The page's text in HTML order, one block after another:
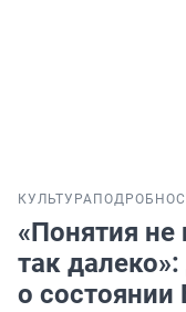
КУЛЬТУРА
«Понятия не
так
о